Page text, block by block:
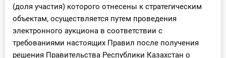
(доля участия) которого отнесены к стратегическим
объектам, осуществляется путем проведения
электронного аукциона в соответствии с
требованиями настоящих Правил после получения
решения Правительства Республики Казахстан о